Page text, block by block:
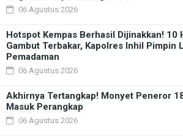
06 Agustus 2026
Hotspot Kempas Berhasil Dijinakkan! 10
Gambut Terbakar, Kapolres Inhil Pimpin
Pemadaman
06 Agustus 2026
Akhirnya Tertangkap! Monyet Peneror
Masuk Perangkap
06 Agustus 2026